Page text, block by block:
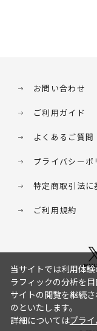
お問い合わせ
ご利用ガイド
よくあるご質問
プライバシーポ
特定商取引法に
ご利用規約
当サイトでは利用体
ラフィックの分析を
サイトの閲覧を継続
のといたします。
詳細についてはプラ